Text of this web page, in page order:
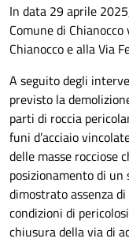
In data 29 aprile
Comune di
Chianocco e alla Via
A seguito degli
previsto la
parti di roccia
funi d’acciaio
delle masse rocciose
posizionamento di
dimostrato assenza
condizioni di
chiusura della via di